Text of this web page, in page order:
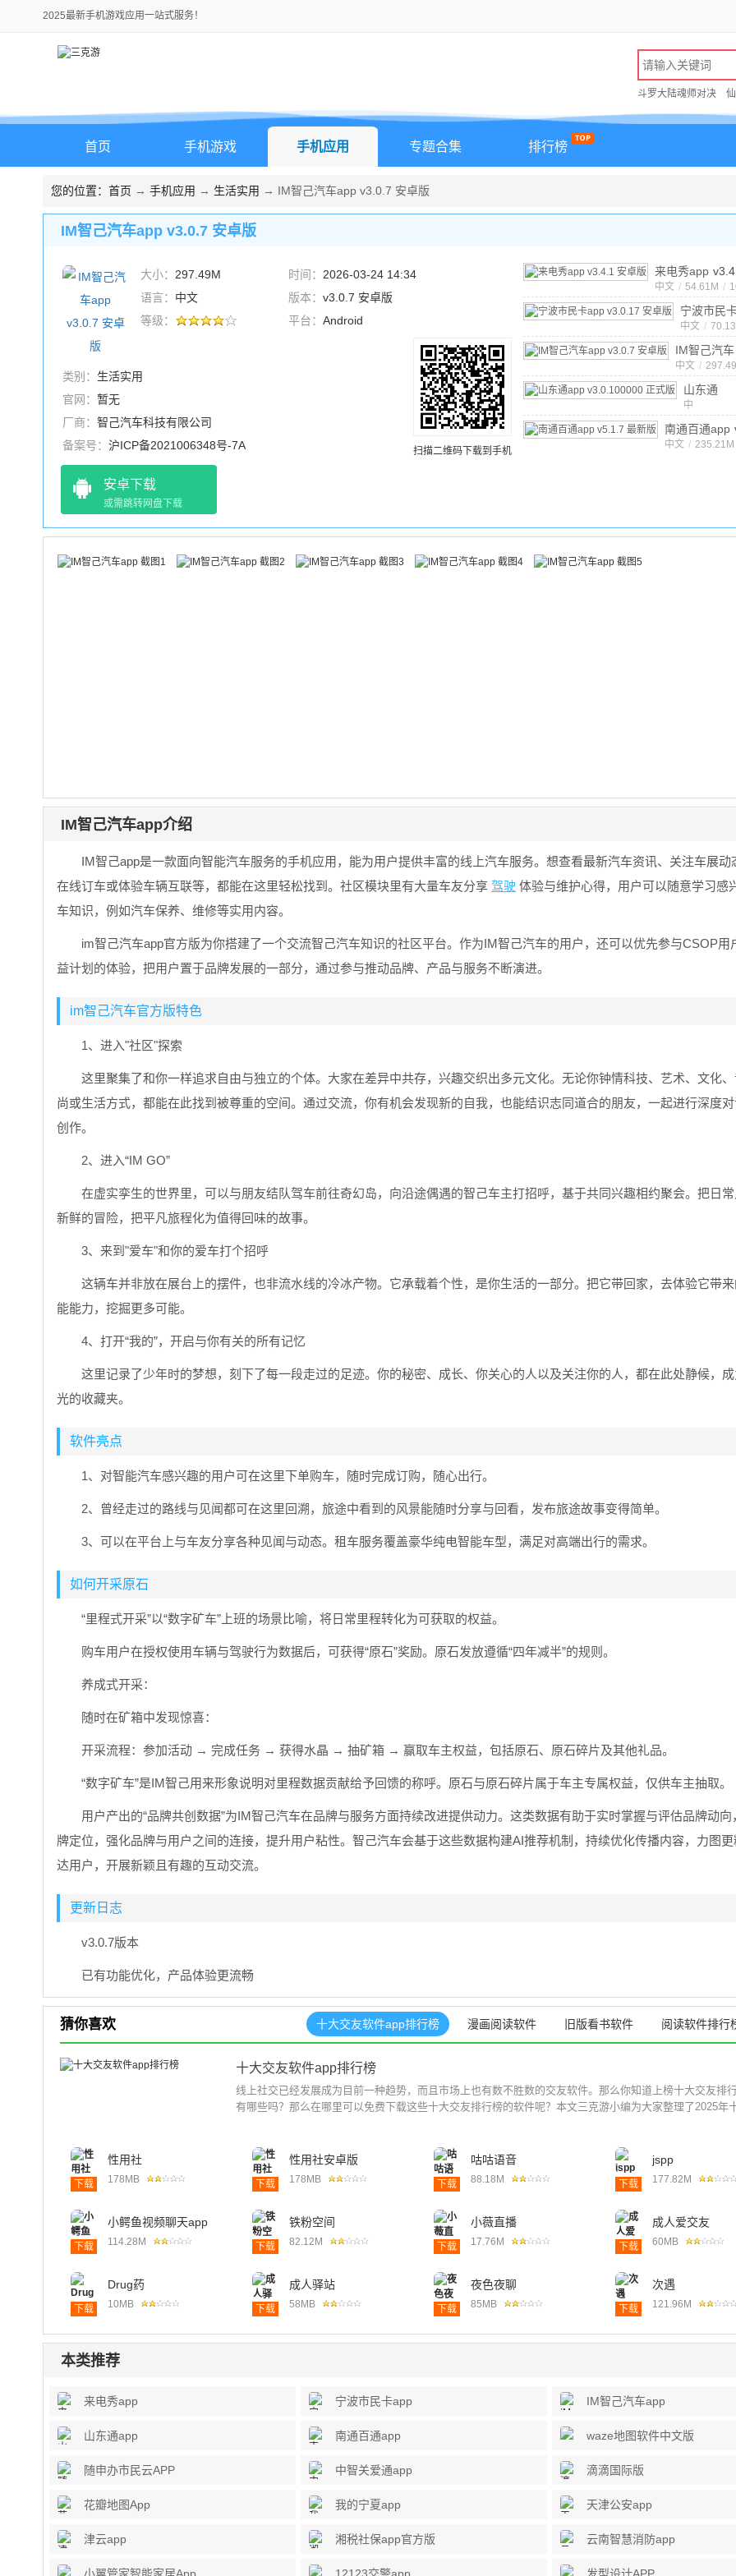
2025最新手机游戏应用一站式服务！
斗罗大陆魂师对决
首页 手机游戏 手机应用 专题合集 排行榜
您的位置： 首页 → 手机应用 → 生活实用 → IM智己汽车app v3.0.7 安卓版
IM智己汽车app v3.0.7 安卓版
大小： 297.49M 时间： 2026-03-24 14:34
语言： 中文 版本： v3.0.7 安卓版
等级：
平台： Android
类别： 生活实用
官网： 暂无
厂商： 智己汽车科技有限公司
备案号： 沪ICP备2021006348号-7A
安卓下载
或需跳转网盘下载
来电秀app
版
中文 / 54.61M /
宁波市民
app
中文 /
IM智己汽车
app v3.0.7
中文 /
山东通
app
正式版
中
文 /
南通百通app
新版
中文 / 235.21M
扫描二维码下载到手机
IM智己汽车app介绍
IM智己app是一款面向智能汽车服务的手机应用，能为用户提供丰富的线上汽车服务。想查看最新汽车资讯、关注车展动
在线订车或体验车辆互联等，都能在这里轻松找到。社区模块里有大量车友分享 驾驶 体验与维护心得，用户可以随意学习感
车知识，例如汽车保养、维修等实用内容。
im智己汽车app官方版为你搭建了一个交流智己汽车知识的社区平台。作为IM智己汽车的用户，还可以优先参与CSOP用
益计划的体验，把用户置于品牌发展的一部分，通过参与推动品牌、产品与服务不断演进。
im智己汽车官方版特色
1、进入"社区"探索
这里聚集了和你一样追求自由与独立的个体。大家在差异中共存，兴趣交织出多元文化。无论你钟情科技、艺术、文化
尚或生活方式，都能在此找到被尊重的空间。通过交流，你有机会发现新的自我，也能结识志同道合的朋友，一起进行深度
创作。
2、进入“IM GO”
在虚实孪生的世界里，可以与朋友结队驾车前往奇幻岛，向沿途偶遇的智己车主打招呼，基于共同兴趣相约聚会。把日
新鲜的冒险，把平凡旅程化为值得回味的故事。
3、来到"爱车"和你的爱车打个招呼
这辆车并非放在展台上的摆件，也非流水线的冷冰产物。它承载着个性，是你生活的一部分。把它带回家，去体验它带
能能力，挖掘更多可能。
4、打开“我的”，开启与你有关的所有记忆
这里记录了少年时的梦想，刻下了每一段走过的足迹。你的秘密、成长、你关心的人以及关注你的人，都在此处静候，
光的收藏夹。
软件亮点
1、对智能汽车感兴趣的用户可在这里下单购车，随时完成订购，随心出行。
2、曾经走过的路线与见闻都可在这里回溯，旅途中看到的风景能随时分享与回看，发布旅途故事变得简单。
3、可以在平台上与车友分享各种见闻与动态。租车服务覆盖豪华纯电智能车型，满足对高端出行的需求。
如何开采原石
“里程式开采”以“数字矿车”上班的场景比喻，将日常里程转化为可获取的权益。
购车用户在授权使用车辆与驾驶行为数据后，可获得“原石”奖励。原石发放遵循“四年减半”的规则。
养成式开采：
随时在矿箱中发现惊喜：
开采流程：参加活动 → 完成任务 → 获得水晶 → 抽矿箱 → 赢取车主权益，包括原石、原石碎片及其他礼品。
“数字矿车”是IM智己用来形象说明对里程数据贡献给予回馈的称呼。原石与原石碎片属于车主专属权益，仅供车主抽取。
用户产出的“品牌共创数据”为IM智己汽车在品牌与服务方面持续改进提供动力。这类数据有助于实时掌握与评估品牌动向
牌定位，强化品牌与用户之间的连接，提升用户粘性。智己汽车会基于这些数据构建AI推荐机制，持续优化传播内容，力图
达用户，开展新颖且有趣的互动交流。
更新日志
v3.0.7版本
已有功能优化，产品体验更流畅
猜你喜欢 十大交友软件app排行榜 漫画阅读软件 旧版看书软件 阅读软件排行
十大交友软件app排行榜
线上社交已经发展成为目前一种趋势，而且市场上也有数不胜数的交友软件。那么你知道上榜十大交友排
有哪些吗？那么在哪里可以免费下载这些十大交友排行榜的软件呢？本文三克游小编为大家整理了2025年
下载
性用社
178MB 下载
性用社安卓版
178MB 下载
咕咕语音
88.18M 下载
jspp
177.82M
下载
小鳄鱼视频聊天app
114.28M 下载
铁粉空间
82.12M 下载
小薇直播
17.76M 下载
成人爱交友
60MB
下载
Drug药
10MB 下载
成人驿站
58MB 下载
夜色夜聊
85MB 下载
次遇
121.96M
本类推荐
来电秀app 宁波市民卡app IM智己汽车app
山东通app 南通百通app waze地图软件中文版
随申办市民云APP 中智关爱通app 滴滴国际版
花瓣地图App 我的宁夏app 天津公安app
津云app 湘税社保app官方版 云南智慧消防app